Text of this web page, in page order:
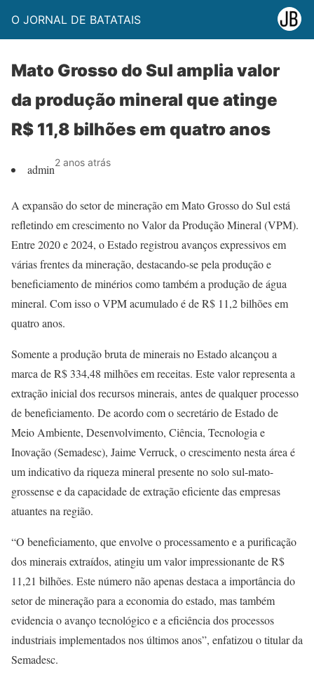
O JORNAL DE BATATAIS
Mato Grosso do Sul amplia valor
da produção mineral que atinge
R$ 11,8 bilhões em quatro anos
admin2 anos atrás
A expansão do setor de mineração em Mato Grosso do Sul está
refletindo em crescimento no Valor da Produção Mineral (VPM).
Entre 2020 e 2024, o Estado registrou avanços expressivos em
várias frentes da mineração, destacando-se pela produção e
beneficiamento de minérios como também a produção de água
mineral. Com isso o VPM acumulado é de R$ 11,2 bilhões em
quatro anos.
Somente a produção bruta de minerais no Estado alcançou a
marca de R$ 334,48 milhões em receitas. Este valor representa a
extração inicial dos recursos minerais, antes de qualquer processo
de beneficiamento. De acordo com o secretário de Estado de
Meio Ambiente, Desenvolvimento, Ciência, Tecnologia e
Inovação (Semadesc), Jaime Verruck, o crescimento nesta área é
um indicativo da riqueza mineral presente no solo sul-mato-
grossense e da capacidade de extração eficiente das empresas
atuantes na região.
“O beneficiamento, que envolve o processamento e a purificação
dos minerais extraídos, atingiu um valor impressionante de R$
11,21 bilhões. Este número não apenas destaca a importância do
setor de mineração para a economia do estado, mas também
evidencia o avanço tecnológico e a eficiência dos processos
industriais implementados nos últimos anos”, enfatizou o titular da
Semadesc.